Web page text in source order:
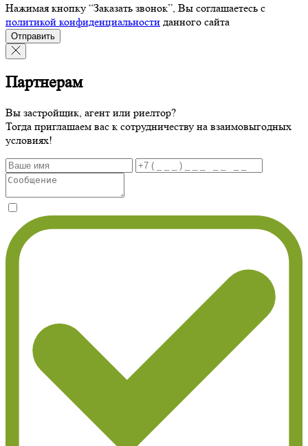
Нажимая кнопку “Заказать звонок”, Вы соглашаетесь с
политикой конфиденциальности данного сайта
Отправить
Партнерам
Вы застройщик, агент или риелтор?
Тогда приглашаем вас к сотрудничеству на взаимовыгодных
условиях!